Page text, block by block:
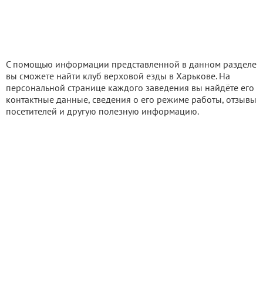
С помощью информации представленной в данном разделе
вы сможете найти клуб верховой езды в Харькове. На
персональной странице каждого заведения вы найдёте его
контактные данные, сведения о его режиме работы, отзывы
посетителей и другую полезную информацию.